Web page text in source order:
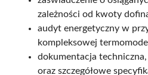
zależności od kwoty
audyt energetyczny w
kompleksowej
dokumentacja
oraz szczegółowe